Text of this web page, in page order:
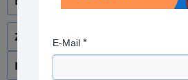
Zubehör
9
Kunden haben sich ebenfalls
E-Mail